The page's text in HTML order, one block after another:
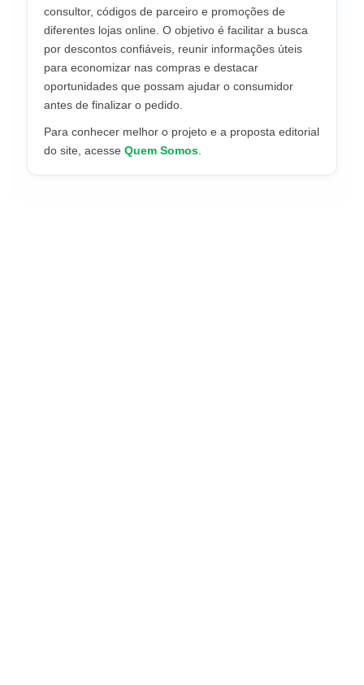
consultor, códigos de parceiro e promoções de
diferentes lojas online. O objetivo é facilitar a busca
por descontos confiáveis, reunir informações úteis
para economizar nas compras e destacar
oportunidades que possam ajudar o consumidor
antes de finalizar o pedido.
Para conhecer melhor o projeto e a proposta editorial
do site, acesse Quem Somos